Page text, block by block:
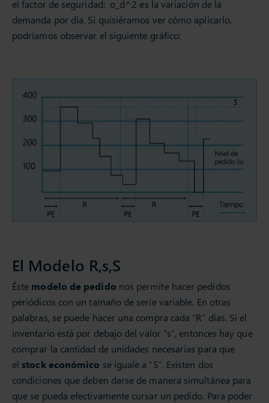
el factor de seguridad; σ_d^2 es la variación de la
demanda por día. Si quisiéramos ver cómo aplicarlo,
podríamos observar el siguiente gráfico:
El Modelo R,s,S
Éste modelo de pedido nos permite hacer pedidos
periódicos con un tamaño de serie variable. En otras
palabras, se puede hacer una compra cada “R” días. Si el
inventario está por debajo del valor “s”, entonces hay que
comprar la cantidad de unidades necesarias para que
elstock económico se iguale a “S”. Existen dos
condiciones que deben darse de manera simultánea para
que se pueda efectivamente cursar un pedido. Para poder